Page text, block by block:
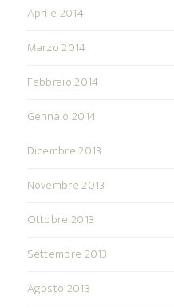
Aprile 2014
Marzo 2014
Febbraio 2014
Gennaio 2014
Dicembre 2013
Novembre 2013
Ottobre 2013
Settembre 2013
Agosto 2013